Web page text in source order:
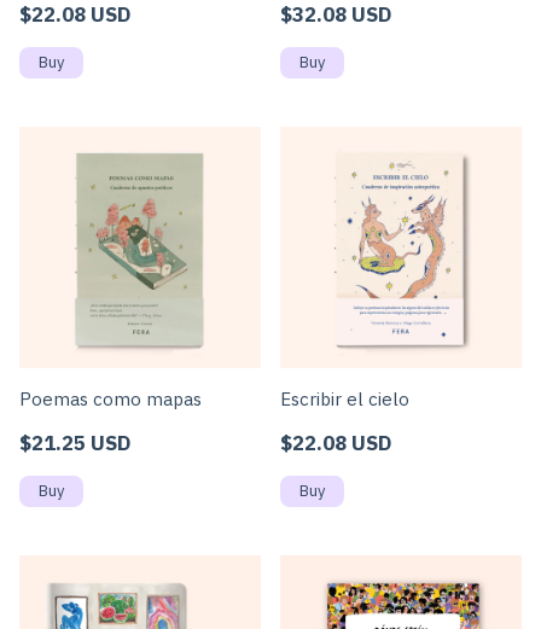
$22.08 USD $32.08 USD
Poemas como mapas
$21.25 USD
Escribir el cielo
$22.08 USD